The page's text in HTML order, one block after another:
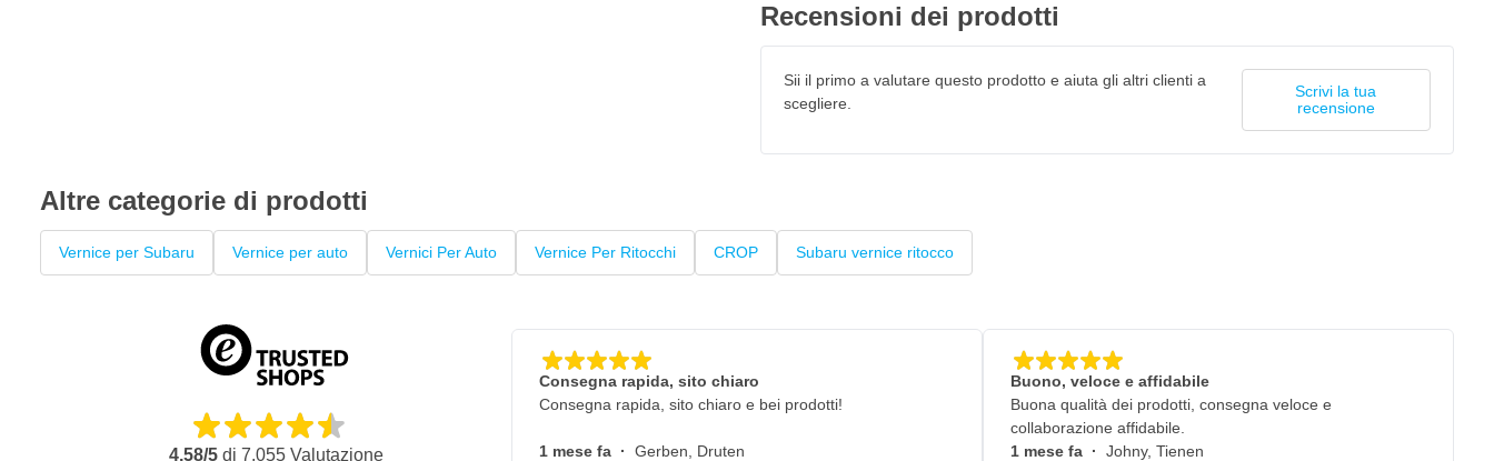
Recensioni dei prodotti
Sii il primo a valutare questo prodotto e aiuta gli altri clienti a
scegliere.
Scrivi la tua
recensione
Altre categorie di prodotti
Vernice per Subaru Vernice per auto Vernici Per Auto Vernice Per Ritocchi CROP Subaru vernice ritocco
4,58/5di 7.055Valutazione
Consegna rapida, sito chiaro
Consegna rapida, sito chiaro e bei prodotti!
1 mese fa · Gerben, Druten
Buono, veloce e affidabile
Buona qualità dei prodotti, consegna veloce e
collaborazione affidabile.
1 mese fa · Johny, Tienen